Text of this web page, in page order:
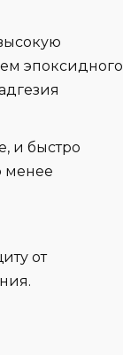
эпоксидного
и быстро
менее
от